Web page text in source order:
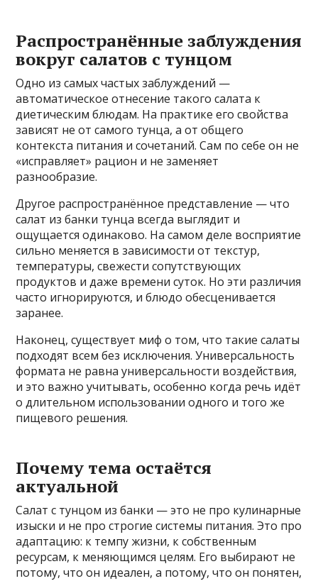
Распространённые заблуждения
вокруг салатов с тунцом
Одно из самых частых заблуждений —
автоматическое отнесение такого салата к
диетическим блюдам. На практике его свойства
зависят не от самого тунца, а от общего
контекста питания и сочетаний. Сам по себе он не
«исправляет» рацион и не заменяет
разнообразие.
Другое распространённое представление — что
салат из банки тунца всегда выглядит и
ощущается одинаково. На самом деле восприятие
сильно меняется в зависимости от текстур,
температуры, свежести сопутствующих
продуктов и даже времени суток. Но эти различия
часто игнорируются, и блюдо обесценивается
заранее.
Наконец, существует миф о том, что такие салаты
подходят всем без исключения. Универсальность
формата не равна универсальности воздействия,
и это важно учитывать, особенно когда речь идёт
о длительном использовании одного и того же
пищевого решения.
Почему тема остаётся
актуальной
Салат с тунцом из банки — это не про кулинарные
изыски и не про строгие системы питания. Это про
адаптацию: к темпу жизни, к собственным
ресурсам, к меняющимся целям. Его выбирают не
потому, что он идеален, а потому, что он понятен,